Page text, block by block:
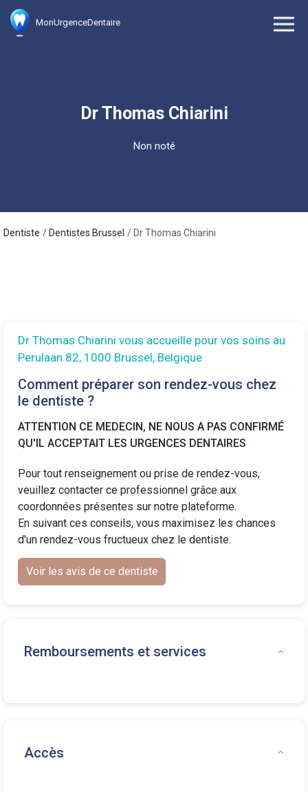
MonUrgenceDentaire
Dr Thomas Chiarini
Non noté
Dentiste Dentistes Brussel Dr Thomas Chiarini
Dr Thomas Chiarini vous accueille pour vos soins au
Perulaan 82, 1000 Brussel, Belgique
Comment préparer son rendez-vous chez
le dentiste ?
ATTENTION CE MEDECIN, NE NOUS A PAS CONFIRMÉ
QU'IL ACCEPTAIT LES URGENCES DENTAIRES
Pour tout renseignement ou prise de rendez-vous,
veuillez contacter ce professionnel grâce aux
coordonnées présentes sur notre plateforme.
En suivant ces conseils, vous maximisez les chances
d'un rendez-vous fructueux chez le dentiste.
Voir les avis de ce dentiste
Remboursements et services
Accès